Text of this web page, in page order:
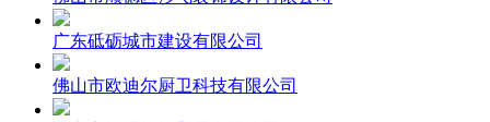
广东砥砺城市建设有限公司
佛山市欧迪尔厨卫科技有限公司